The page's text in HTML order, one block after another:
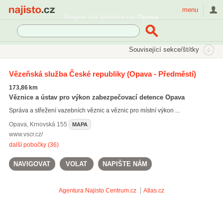
menu
Související sekce/štítky
Úřady a organizace
Vězeňská služba České republiky(Opava - Předměstí)
173,86 km
Věznice a ústav pro výkon zabezpečovací detence Opava
Správa a střežení vazebních věznic a věznic pro místní výkon ...
Opava, Krnovská 155 MAPA
www.vscr.cz/
další pobočky (36)
NAVIGOVAT VOLAT NAPIŠTE NÁM
Agentura Najisto Centrum.cz Atlas.cz